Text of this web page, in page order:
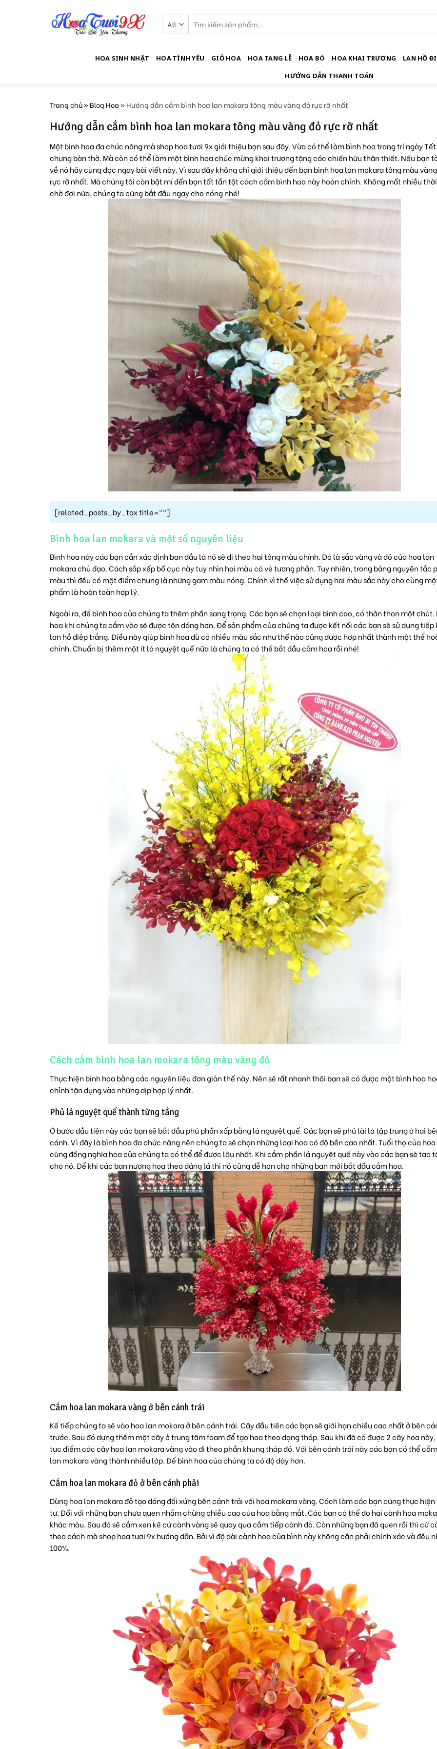
kiếm:
HOA SINH NHẬT HOA TÌNH YÊU GIỎ HOA HOA TANG LỄ HOA BÓ HOA KHAI TRƯƠNG
LAN HỒ
HƯỚNG DẪN THANH TOÁN
Trang chủ»Blog Hoa»Hướng dẫn cắm bình hoa lan mokara tông màu vàng đỏ rực rỡ nhất
Hướng dẫn cắm bình hoa lan mokara tông màu vàng đỏ rực rỡ nhất
Một bình hoa đa chức năng mà shop hoa tươi 9x giới thiệu bạn sau đây. Vừa có thể làm bình hoa trang trí ngày
chưng bàn thờ. Mà còn có thể làm một bình hoa chúc mừng khai trương tặng các chiến hữu thân thiết. Nếu bạn
về nó hãy cùng đọc ngay bài viết này. Vì sau đây không chỉ giới thiệu đến bạn bình hoa lan mokara tông màu
rực rỡ nhất. Mà chúng tôi còn bật mí đến bạn tất tần tật cách cắm bình hoa này hoàn chỉnh. Không mất nhiều
chờ đợi nữa, chúng ta cũng bắt đầu ngay cho nóng nhé!
[related_posts_by_tax title=""]
Bình hoa lan mokara và một số nguyên liệu
Bình hoa này các bạn cần xác định ban đầu là nó sẽ đi theo hai tông màu chính. Đó là sắc vàng và đỏ của hoa lan
mokara chủ đạo. Cách sắp xếp bố cục này tuy nhìn hai màu có vẻ tương phản. Tuy nhiên, trong bảng nguyên tắc
màu thì đều có một điểm chung là những gam màu nóng. Chính vì thế việc sử dụng hai màu sắc này cho cùng
phẩm là hoàn toàn hợp lý.
Ngoài ra, để bình hoa của chúng ta thêm phần sang trọng. Các bạn sẽ chọn loại bình cao, có thân thon một chút.
hoa khi chúng ta cắm vào sẽ được tôn dáng hơn. Để sản phẩm của chúng ta được kết nối các bạn sẽ sử dụng tiếp
lan hồ điệptrắng. Điều này giúp bình hoa dù có nhiều màu sắc như thế nào cũng được hợp nhất thành một thể
chỉnh. Chuẩn bị thêm một ít lá nguyệt quế nữa là chúng ta có thể bắt đầu cắm hoa rồi nhé!
Cách cắm bình hoa lan mokara tông màu vàng đỏ
Thực hiện bình hoa bằng các nguyên liệu đơn giản thế này. Nên sẽ rất nhanh thôi bạn sẽ có được một bình hoa
chỉnh tận dụng vào những dịp hợp lý nhất.
Phủ lá nguyệt quế thành từng tầng
Ở bước đầu tiên này các bạn sẽ bắt đầu phủ phần xốp bằng lá nguyệt quế. Các bạn sẽ phủ lài lá tập trung ở hai
cánh. Vì đây là bình hoa đa chức năng nên chúng ta sẽ chọn những loại hoa có độ bền cao nhất. Tuổi thọ của
cũng đồng nghĩa hoa của chúng ta có thể để được lâu nhất. Khi cắm phần lá nguyệt quế này vào các bạn sẽ tạo
cho nó. Để khi các bạn nương hoa theo dáng lá thì nó cũng dễ hơn cho những bạn mới bắt đầu cắm hoa.
Cắm hoa lan mokara vàng ở bên cánh trái
Kế tiếp chúng ta sẽ vào hoa lan mokara ở bên cánh trái. Cây đầu tiên các bạn sẽ giới hạn chiều cao nhất ở bên
trước. Sau đó dựng thêm một cây ở trung tâm foam để tạo hoa theo dạng tháp. Sau khi đã có được 2 cây hoa
tục điểm các cây hoa lan mokara vàng vào đi theo phần khung tháp đó. Với bên cánh trái này các bạn có thể
lan mokara vàng thành nhiều lớp. Để bình hoa của chúng ta có độ dày hơn.
Cắm hoa lan mokara đỏ ở bên cánh phải
Dùng hoa lan mokara đỏ tạo dáng đối xứng bên cánh trái với hoa mokara vàng. Cách làm các bạn cũng thực
tự. Đối với những bạn chưa quen nhắm chừng chiều cao của hoa bằng mắt. Các bạn có thể đo hai cành hoa
khác màu. Sau đó sẽ cắm xen kẽ cứ cành vàng sẽ quay qua cắm tiếp cành đỏ. Còn những bạn đã quen rồi thì cứ
theo cách mà shop hoa tươi 9x hướng dẫn. Bởi vì độ dài cành hoa của bình này không cần phải chính xác và đều
100%.